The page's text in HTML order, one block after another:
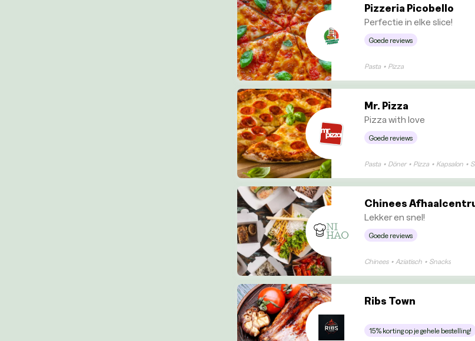
Pizzeria Picobello
Perfectie in elke slice!
Goede reviews
Pasta • Pizza
Mr. Pizza
Pizza with love
Goede reviews
Pasta • Döner • Pizza • Kapsalon •
Chinees
Lekker en snel!
Goede reviews
Chinees • Aziatisch • Snacks
Ribs Town
15% korting op je gehele bestelling!